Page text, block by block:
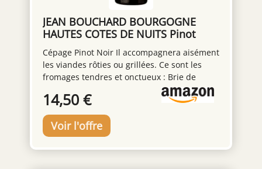
JEAN BOUCHARD BOURGOGNE
HAUTES COTES DE NUITS Pinot
Noir
Cépage Pinot Noir Il accompagnera aisément
les viandes rôties ou grillées. Ce sont les
fromages tendres et onctueux : Brie de
Meaux, Gorgonzola, ou Brillat-Savarin qui lui
feront honneur Jolie robe rubis profond. Au
nez, ce vin laisse exhaler des notes
végétales et florales. En bouche, belle
densité, vin sphérique. Une finale avec des
tannins structurés A déguster dès à présent
14,50 €